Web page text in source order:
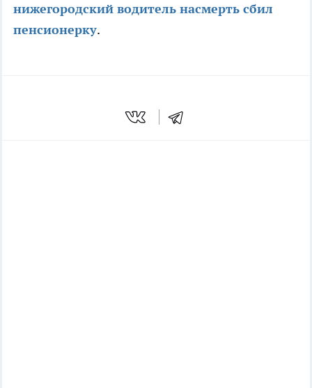
нижегородский водитель насмерть сбил
пенсионерку.